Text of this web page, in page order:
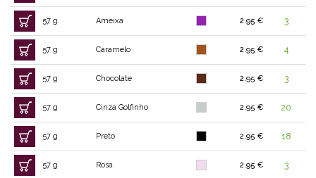
57 g Ameixa 2.95 € 3
57 g Caramelo 2.95 € 4
57 g Chocolate 2.95 € 3
57 g Cinza Golfinho 2.95 € 20
57 g Preto 2.95 € 18
57 g Rosa 2.95 € 3